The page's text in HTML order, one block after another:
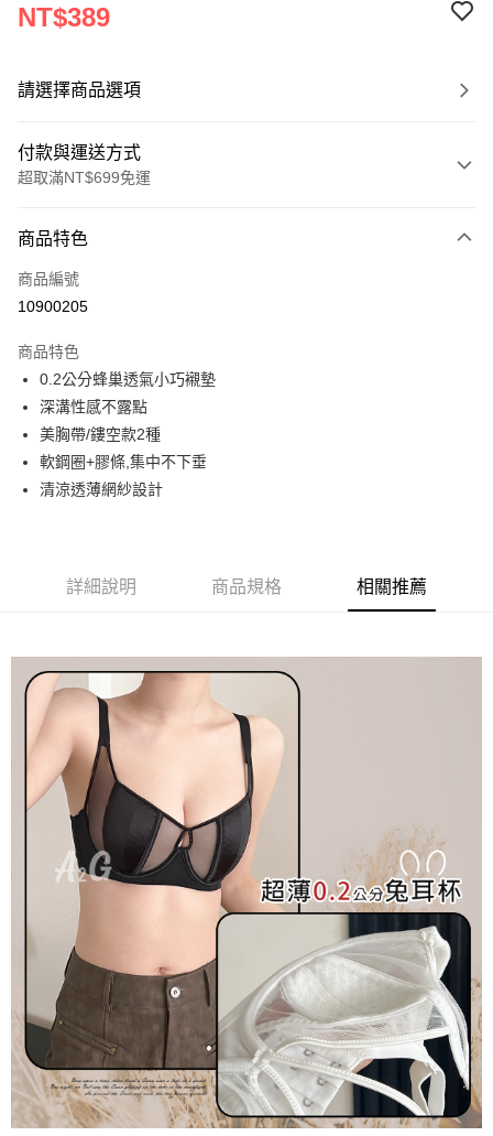
NT$389
請選擇商品選項
付款與運送方式
超取滿NT$699免運
信用卡一次付款
超商取貨付款
街口支付
悠遊付
AFTEE先享後付
相關說明
２．便利：只要手機號碼，簡訊認證，即可結帳。
結帳頁面，進行簡訊認證並確認金額後，即可完成結帳。
２．訂單成立數日內，您將收到繳費通知簡訊。
３．收到繳費通知簡訊後14天內，點擊此簡訊中的連結，可透過四大超商／
ATM／網路銀行／等多元方式進行付款，方視為交易完成。
※ 請注意：結帳手續完成當下不需立刻繳費，但若您需要取消訂單，請聯絡
購買商品的店家。未經商家同意取消之訂單仍視為有效，需透過AFTEE先享
後付繳納相關費用。
※ 交易是否成功請以「AFTEE先享後付 」之結帳頁面顯示為準，若有關於
是否繳費成功／繳費後需取消欲退款等相關疑問，請聯繫「AFTEE先享後付
客戶支援中心」
https://netprotections.freshdesk.com/support/home
１．透過由恩沛科技股份有限公司提供之「AFTEE先享後付」服務完成之交
易，需依本服務之必要範圍內提供個人資料，並將交易相關給付款項請求債
權轉讓予恩沛科技股份有限公司。
２．關於個人資料處理事宜，請瀏覽以下網址：
https://aftee.tw/terms/#terms3
３．未成年的使用者請事先徵得法定代理人或監護人之同意方可使用
「AFTEE先享後付」，若未經同意申辦者引起之損失，本公司不負相關責
任。
４．使用「AFTEE先享後付」時，將依據個別帳號之用戶狀況，依本公司即
時審查核予不同之上限額度；若仍有額度不足之情形，本公司將視審查結果
請求用戶進行身份認證。
運送方式
付款後全家取貨
每筆NT$60，滿NT$699(含以上)免運費
7-11取貨付款
每筆NT$60，滿NT$699(含以上)免運費
付款後7-11取貨
每筆NT$60，滿NT$699(含以上)免運費
每筆NT$100，滿NT$2,000(含以上)免運費
商品特色
商品編號
10900205
商品特色
0.2公分蜂巢透氣小巧襯墊
深溝性感不露點
美胸帶/鏤空款2種
軟鋼圈+膠條,集中不下垂
清涼透薄網紗設計
詳細說明 商品規格 相關推薦